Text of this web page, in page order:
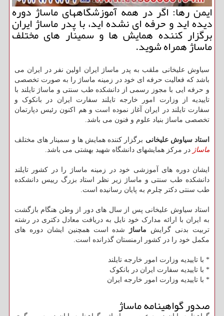
ایمن رها: اگر در همه آموزشگاههای ماساژ دوره
دیده اید و حرفه ای نشده اید، با پدر ماساژ ایران
برگزار كننده همایش ها و سمینار های مختلف
ماساژ همراه شوید.
سیاوش علیخانی ملقب به پدر ماساژ ایران اولین نفر در ایران می
باشد که فعالیت حرفه ای خود در زمینه ماساژ را به صورت تخصصی
و حرفه ایی با مجوز رسمی از دانشکده طب سنتی و ماساژ تایلند با
تاییدیه از وزارت امور خارجه تایلند سفارت ایران در بانکوک و
سفارت تایلند در ایران آغاز نموده است و هم اکنون رئیس دپارتمان
تخصصی ماساژ بنیاد علوم و فنون می باشد.
استاد سیاوش علیخانی برگزار کننده همایش ها و سمینار های مختلف
ماساژ در مرکز همایشهای دانشگاه شهید بهشتی می باشد.
ایشان دوره های آموزشی خود در زمینه ماساژ را در کشور تایلند
دانشکده طب سنتی و ماساژ زیر نظر استاد بزرگ رییس دانشکده
طب سنتی دکتر چلرم به پایان رسانیده است.
استاد سیاوش علیخانی پس از سال های دور از وطن هنگام بازگشت
به ایران با ارائه مدارک خود نایل به دریافت معادل دکتری در رشته
تربیت بدنی گرایش ماساژ
شده است همچنین ایشان دوره های
مکمل خود را در کشور ارمنستان گذرانده است.
* با تاییدیه وزارت امور خارجه تایلند
* با تاییدیه سفارت ایران در بانکوک
* با تاییدیه وزارت امور خارجه ایران
صدور گواهینامه ماساژ